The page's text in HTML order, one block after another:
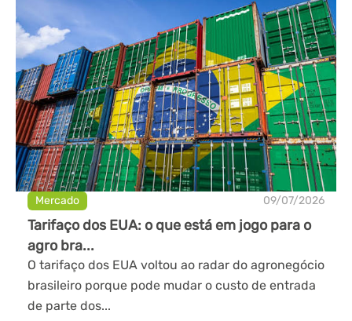
Mercado 09/07/2026
Tarifaço dos EUA: o que está em jogo para o
agro bra...
O tarifaço dos EUA voltou ao radar do agronegócio
brasileiro porque pode mudar o custo de entrada
de parte dos...